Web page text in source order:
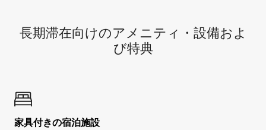
長期滞在向け⁠のア⁠メ⁠ニ⁠テ⁠ィ⁠・設⁠備⁠およ
び特⁠典
家具付き⁠の宿⁠泊⁠施⁠設